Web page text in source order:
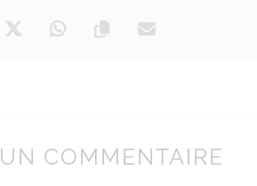
COMMENTAIRE